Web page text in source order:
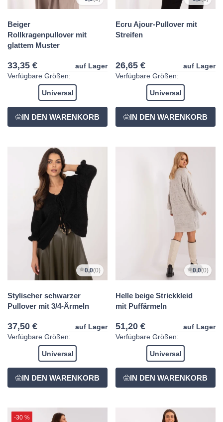
Beiger
Rollkragenpullover mit
glattem Muster
33,35 €
auf Lager
Verfügbare Größen:
Universal
Ecru Ajour-Pullover mit
Streifen
26,65 €
auf Lager
Verfügbare Größen:
Universal
0,0(0)
Stylischer schwarzer
Pullover mit 3/4-Ärmeln
37,50 €
auf Lager
Verfügbare Größen:
Universal
0,0(0)
Helle beige Strickkleid
mit Puffärmeln
51,20 €
auf Lager
Verfügbare Größen:
Universal
-30 %